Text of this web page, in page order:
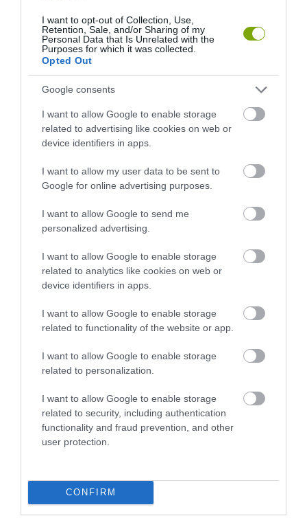
I want to opt-out of Collection, Use,
Retention, Sale, and/or Sharing of my
Personal Data that Is Unrelated with the
Purposes for which it was collected.
Opted Out
Google consents
I want to allow Google to enable storage
related to advertising like cookies on web or
device identifiers in apps.
I want to allow my user data to be sent to
Google for online advertising purposes.
I want to allow Google to send me
personalized advertising.
I want to allow Google to enable storage
related to analytics like cookies on web or
device identifiers in apps.
I want to allow Google to enable storage
related to functionality of the website or app.
I want to allow Google to enable storage
related to personalization.
I want to allow Google to enable storage
related to security, including authentication
functionality and fraud prevention, and other
user protection.
CONFIRM
FELETT: MI EZ A LÁTHATATLAN
FEDŐ, ÉS MI TÖRTÉNIK
ALATTA A TERMÉSZETTEL?
2026-08-03
BAJBAN VANNAK: A
HÉTKÖZNAPI MADARAK ÉS
A TUDÓSOK 262 ÚJ FAJT
NEVEZTEK MEG, ÉS A FÖLD
KORAI MÉG MINDENTUDÓNAK
MACSKA LELETE – AZTÁN
VALAKI VÉGRE RÁNÉZETT
2026-07-28